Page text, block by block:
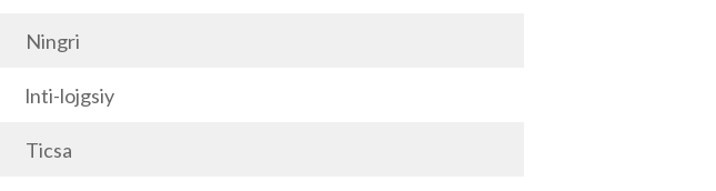
Ningri
lnti-lojgsiy
Ticsa